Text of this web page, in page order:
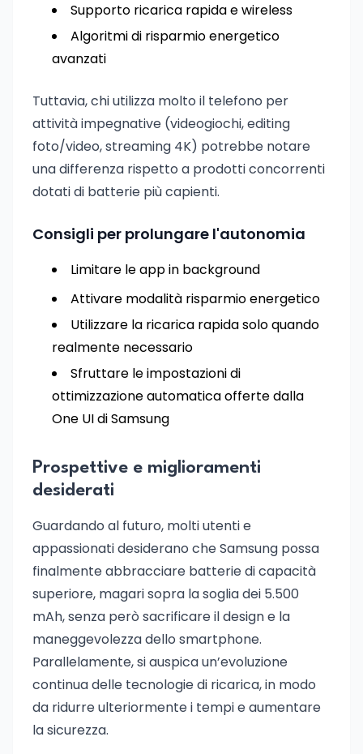
Supporto ricarica rapida e wireless
Algoritmi di risparmio energetico
avanzati
Tuttavia, chi utilizza molto il telefono per
attività impegnative (videogiochi, editing
foto/video, streaming 4K) potrebbe notare
una differenza rispetto a prodotti concorrenti
dotati di batterie più capienti.
Consigli per prolungare l'autonomia
Limitare le app in background
Attivare modalità risparmio energetico
Utilizzare la ricarica rapida solo quando
realmente necessario
Sfruttare le impostazioni di
ottimizzazione automatica offerte dalla
One UI di Samsung
Prospettive e miglioramenti
desiderati
Guardando al futuro, molti utenti e
appassionati desiderano che Samsung possa
finalmente abbracciare batterie di capacità
superiore, magari sopra la soglia dei 5.500
mAh, senza però sacrificare il design e la
maneggevolezza dello smartphone.
Parallelamente, si auspica un’evoluzione
continua delle tecnologie di ricarica, in modo
da ridurre ulteriormente i tempi e aumentare
la sicurezza.